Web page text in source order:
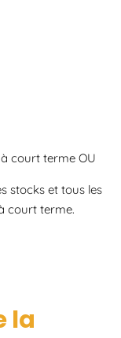
court terme OU
stocks et tous les
court terme.
la